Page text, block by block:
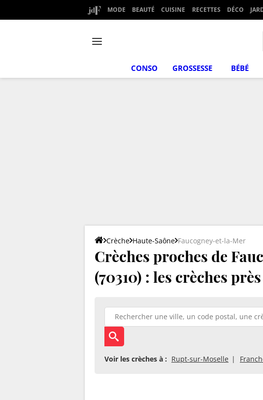
MODE BEAUTÉ CUISINE RECETTES DÉCO
CONSO GROSSESSE BÉBÉ
Crèche Haute-Saône Faucogney-et-la-Mer
Crèches proches de
(70310) : les crèches
Voir les crèches à : Rupt-sur-Moselle